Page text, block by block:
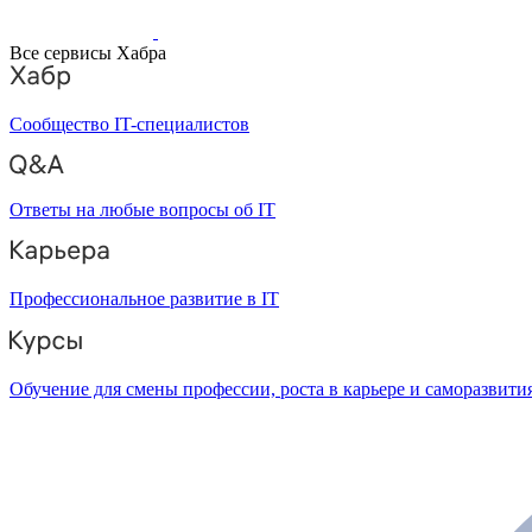
Все сервисы Хабра
Сообщество IT-специалистов
Ответы на любые вопросы об IT
Профессиональное развитие в IT
Обучение для смены профессии, роста в карьере и